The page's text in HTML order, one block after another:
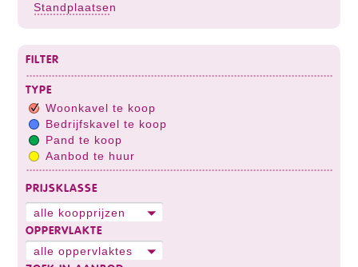
Standplaatsen
FILTER
TYPE
Woonkavel te koop
Bedrijfskavel te koop
Pand te koop
Aanbod te huur
PRIJSKLASSE
alle koopprijzen
OPPERVLAKTE
alle oppervlaktes